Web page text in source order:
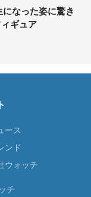
なった姿に驚き
ギュア
ース
ンド
ウォッチ
チ